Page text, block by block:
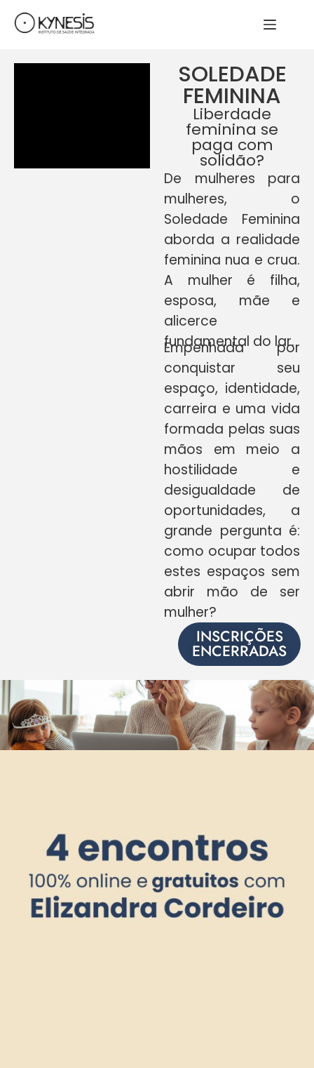
SOLEDADE
FEMININA
Liberdade
feminina se
paga com
solidão?
De mulheres para
mulheres, o
Soledade Feminina
aborda a realidade
feminina nua e crua.
A mulher é filha,
esposa, mãe e
alicerce
fundamental do lar.
Empenhada por
conquistar seu
espaço, identidade,
carreira e uma vida
formada pelas suas
mãos em meio a
hostilidade e
desigualdade de
oportunidades, a
grande pergunta é:
como ocupar todos
estes espaços sem
abrir mão de ser
mulher?
INSCRIÇÕES
ENCERRADAS